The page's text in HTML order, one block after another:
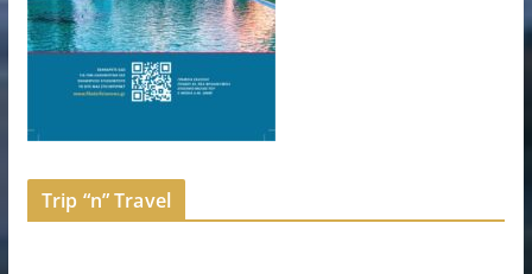
Trip “n” Travel